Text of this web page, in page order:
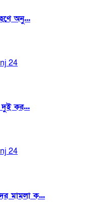
অনু...
24
দুই কর...
24
মামলা ক...